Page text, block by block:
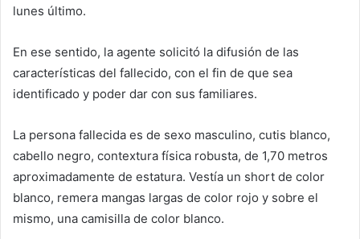
lunes último.
En ese sentido, la agente solicitó la difusión de las
características del fallecido, con el fin de que sea
identificado y poder dar con sus familiares.
La persona fallecida es de sexo masculino, cutis blanco,
cabello negro, contextura física robusta, de 1,70 metros
aproximadamente de estatura. Vestía un short de color
blanco, remera mangas largas de color rojo y sobre el
mismo, una camisilla de color blanco.